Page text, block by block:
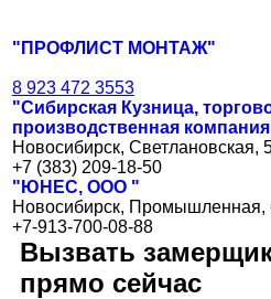
"ПРОФЛИСТ МОНТАЖ"
8 923 472 3553
"Сибирская Кузница,
производственная
Новосибирск, Светлановская,
+7 (383) 209-18-50
"ЮНЕС, ООО "
Новосибирск, Промышленная,
+7-913-700-08-88
Вызвать
прямо сейчас